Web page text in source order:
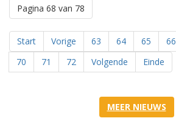
Pagina 68 van 78
Start Vorige 63 64 65 66
70
71 72 Volgende Einde
MEER NIEUWS